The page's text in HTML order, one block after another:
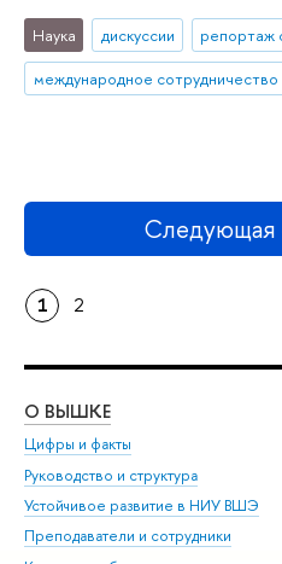
Наука дискуссии репортаж
международное сотрудничество
Следующая
1 2
О ВЫШКЕ
Цифры и факты
Руководство и структура
Устойчивое развитие в НИУ ВШЭ
Преподаватели и сотрудники